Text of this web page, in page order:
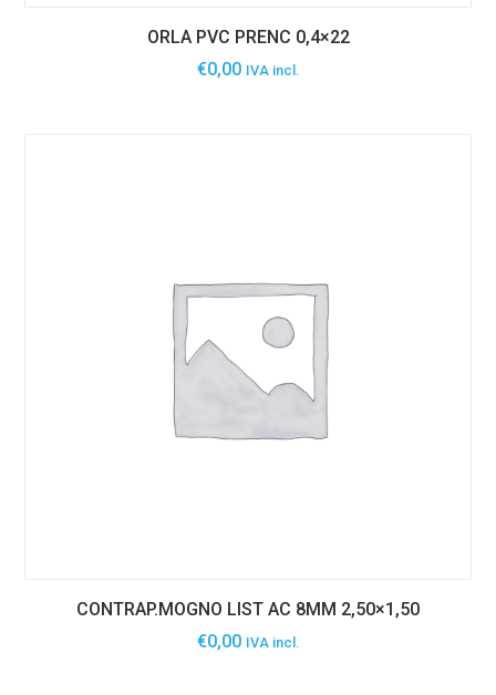
ORLA PVC PRENC 0,4×22
€0,00 IVA incl.
CONTRAP.MOGNO LIST AC 8MM 2,50×1,50
€0,00 IVA incl.